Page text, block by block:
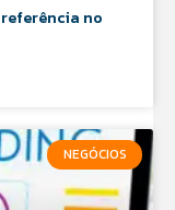
no
NEGÓCIOS